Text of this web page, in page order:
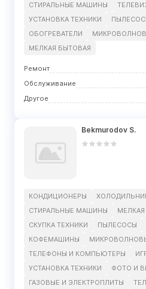
СТИРАЛЬНЫЕ МАШИНЫ
УСТАНОВКА ТЕХНИКИ
ОБОГРЕВАТЕЛИ
МЕЛКАЯ БЫТОВАЯ
Ремонт
Обслуживание
Другое
Bekmurodov S.
КОНДИЦИОНЕРЫ
СТИРАЛЬНЫЕ МАШИНЫ
СКУПКА ТЕХНИКИ
ПЫЛЕСОСЫ
КОФЕМАШИНЫ
ТЕЛЕФОНЫ И КОМПЬЮТЕРЫ
УСТАНОВКА ТЕХНИКИ
ФОТО И
ГАЗОВЫЕ И ЭЛЕКТРОПЛИТЫ